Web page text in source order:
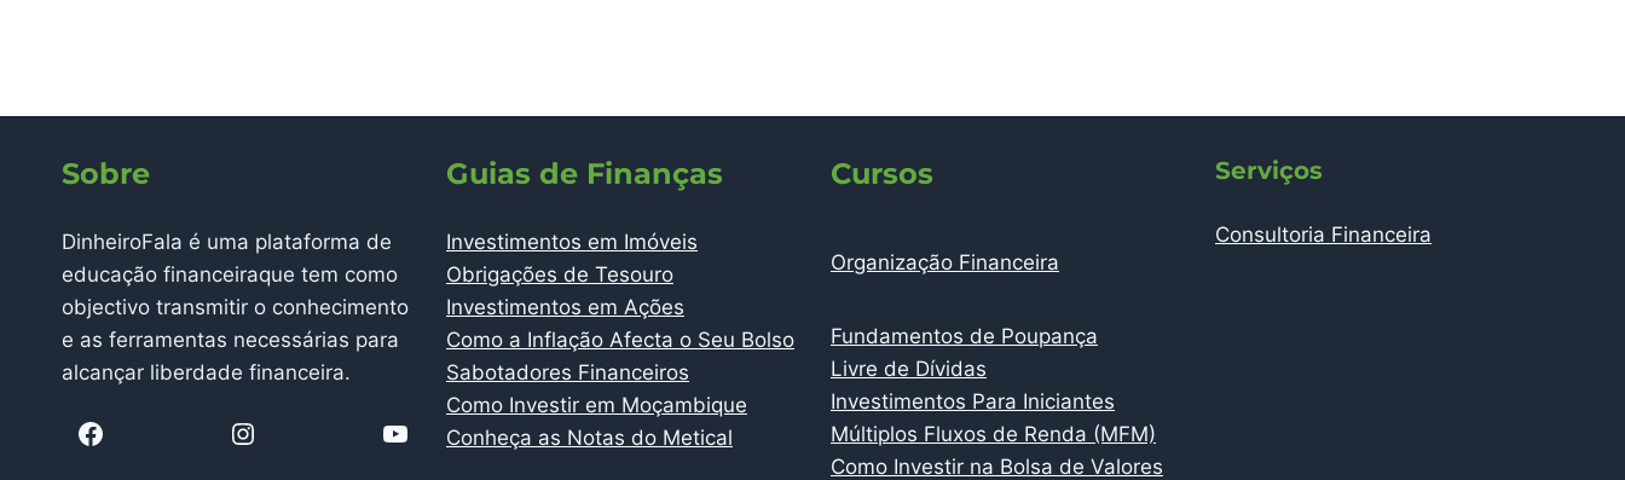
Sobre
DinheiroFala é uma plataforma de
educação financeiraque tem como
objectivo transmitir o conhecimento
e as ferramentas necessárias para
alcançar liberdade financeira.
Guias de Finanças
Investimentos em Imóveis
Obrigações de Tesouro
Investimentos em Ações
Como a Inflação Afecta o Seu Bolso
Sabotadores Financeiros
Como Investir em Moçambique
Conheça as Notas do Metical
Cursos
Organização Financeira
Fundamentos de Poupança
Livre de Dívidas
Investimentos Para Iniciantes
Múltiplos Fluxos de Renda (MFM)
Como Investir na Bolsa de Valores
Serviços
Consultoria Financeira